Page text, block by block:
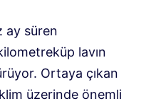
ay süren
lavın
Ortaya çıkan
üzerinde önemli